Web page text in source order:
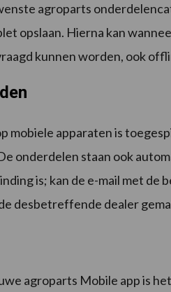
agroparts
opslaan. Hierna kan
kunnen worden, ook
mobiele apparaten is
onderdelen staan ook
is; kan de e-mail met de
desbetreffende dealer
agroparts Mobile app is